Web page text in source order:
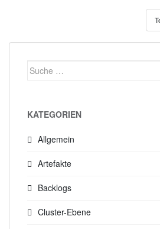
Suche
KATEGORIEN
Allgemein
Artefakte
Backlogs
Cluster-Ebene